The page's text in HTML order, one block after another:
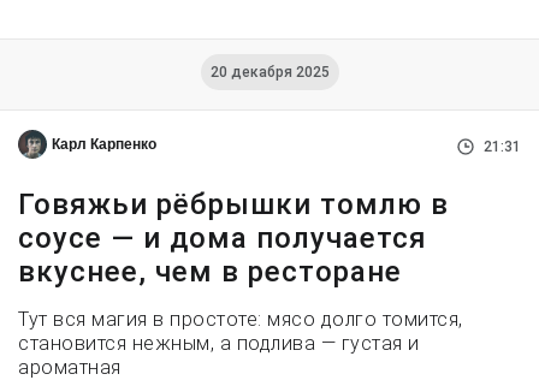
20 декабря 2025
Карл Карпенко 21:31
Говяжьи рёбрышки томлю в
соусе — и дома получается
вкуснее, чем в ресторане
Тут вся магия в простоте: мясо долго томится,
становится нежным, а подлива — густая и
ароматная